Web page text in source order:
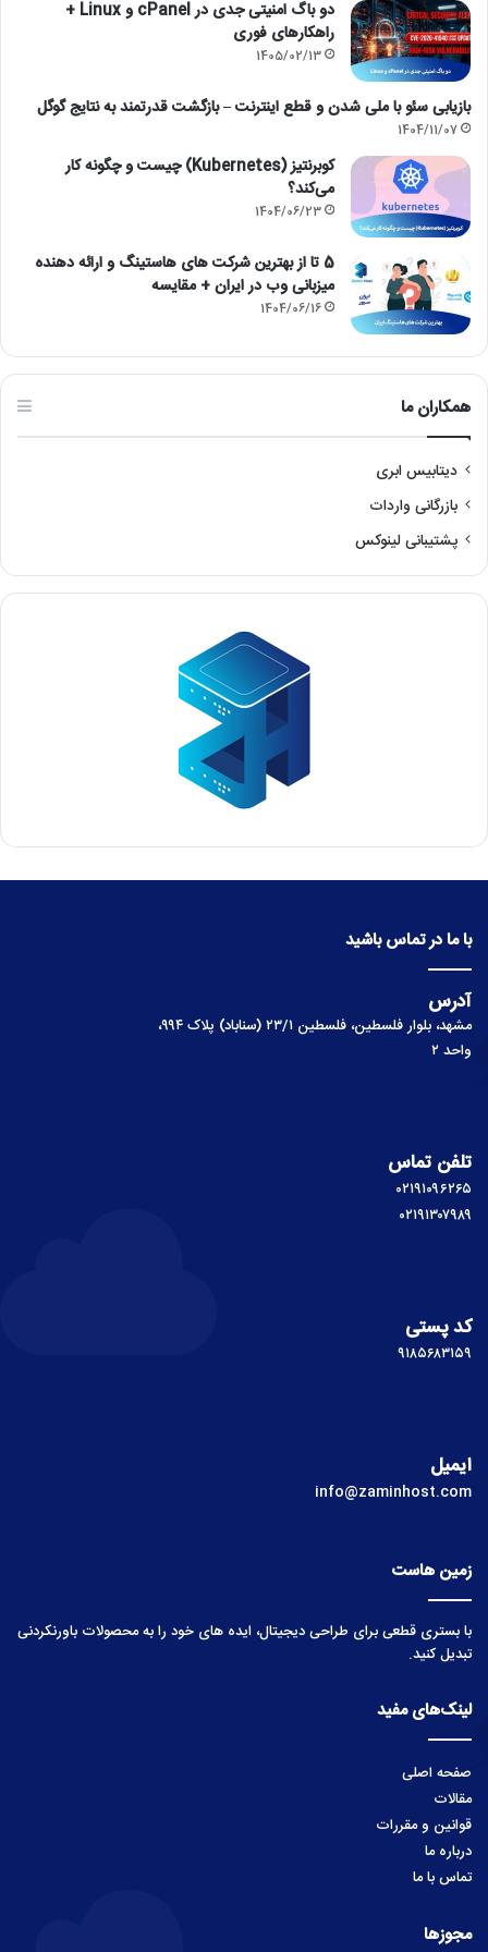
دو باگ امنیتی جدی در cPanel و Linux +
راهکارهای فوری
1405/02/13
بازیابی سئو با ملی شدن و قطع اینترنت – بازگشت قدرتمند به نتایج گوگل
1404/11/07
کوبرنتیز (Kubernetes) چیست و چگونه کار
می‌کند؟
1404/06/23
5 تا از بهترین شرکت های هاستینگ و ارائه دهنده
میزبانی وب در ایران + مقایسه
1404/06/16
همکاران ما
دیتابیس ابری
بازرگانی واردات
پشتیبانی لینوکس
با ما در تماس باشید
آدرس
مشهد، بلوار فلسطین، فلسطین ۲۳/۱ (سناباد) پلاک ۹۹۴،
واحد ۲
تلفن تماس
۰۲۱۹۱۰۹۶۲۶۵
۰۲۱۹۱۳۰۷۹۸۹
کد پستی
۹۱۸۵۶۸۳۱۵۹
ایمیل
info@zaminhost.com
زمین هاست
با بستری قطعی برای طراحی دیجیتال، ایده های خود را به محصولات باورنکردنی
تبدیل کنید.
لینک‌های مفید
صفحه اصلی
مقالات
قوانین و مقررات
درباره ما
تماس با ما
مجوزها